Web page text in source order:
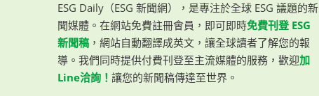
ESG Daily（ESG 新聞網），是專注於全球 ESG 議題的新
聞媒體。在網站免費註冊會員，即可即時免費刊登 ESG
新聞稿 ，網站自動翻譯成英文，讓全球讀者了解您的報
導。我們同時提供付費刊登至主流媒體的服務，歡迎加
Line洽詢！ 讓您的新聞稿傳達至世界。